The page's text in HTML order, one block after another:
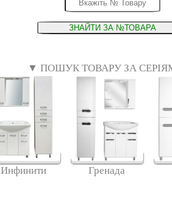
▼ ПОШУК ТОВАРУ ЗА
Инфинити Гренада